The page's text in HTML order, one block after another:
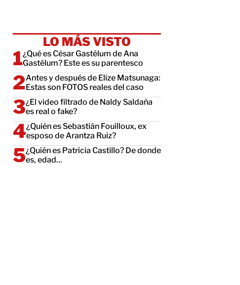
LO MÁS VISTO
¿Qué es César Gastélum de Ana
Gastélum? Este es su parentesco
Antes y después de Elize Matsunaga:
Estas son FOTOS reales del caso
¿El video filtrado de Naldy Saldaña
es real o fake?
¿Quién es Sebastián Fouilloux, ex
esposo de Arantza Ruiz?
¿Quién es Patricia Castillo? De donde
es, edad...